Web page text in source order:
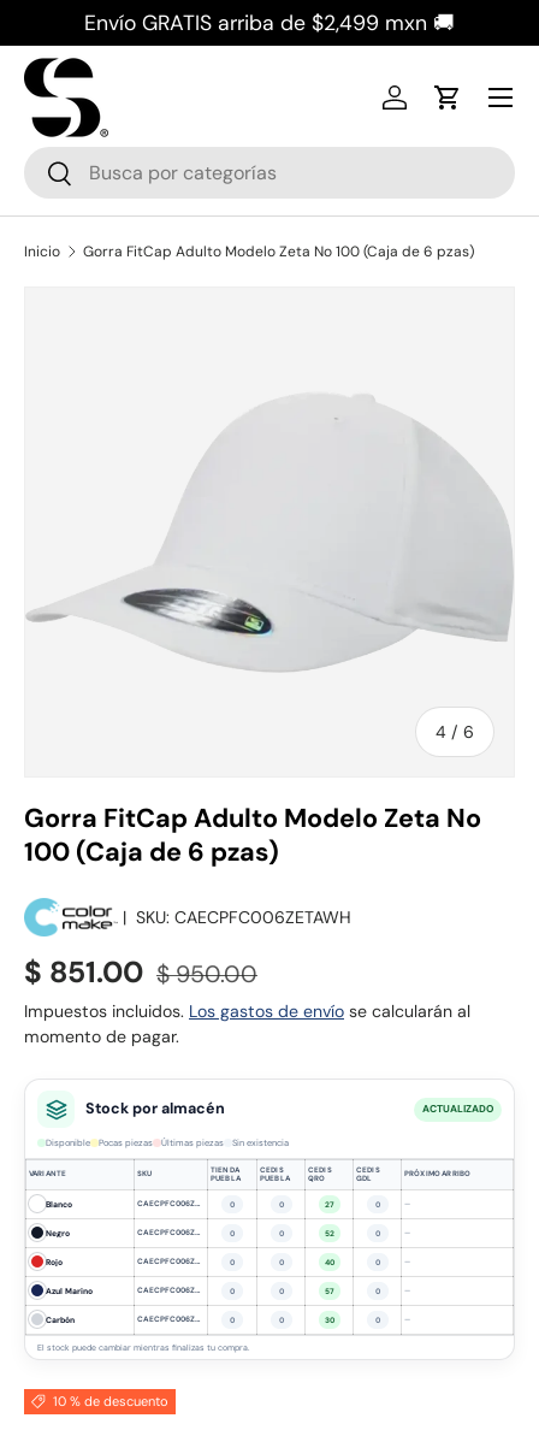
Ir al contenido
Envío GRATIS arriba de $2,499 mxn 🚚
Buscar
Buscar
Iniciar sesión
Carrito
Inicio Gorra FitCap Adulto Modelo Zeta No 100 (Caja de 6 pzas)
4 / de
6
Gorra FitCap Adulto Modelo Zeta No
100 (Caja de 6 pzas)
| SKU: CAECPFC006ZETAWH
Precio de venta
$ 851.00 Precio normal
$ 950.00
Impuestos incluidos. Los gastos de envío se calcularán al
momento de pagar.
Stock por almacén ACTUALIZADO
Disponible Pocas piezas Últimas piezas Sin existencia
VARIANTE SKU
TIENDA
PUEBLA
CEDIS
PUEBLA
CEDIS
QRO
CEDIS
GDL
PRÓXIMO ARRIBO
Blanco CAECPFC006ZETAWH 0 0 27 0 —
Negro CAECPFC006ZETABK 0 0 52 0 —
Rojo CAECPFC006ZETARD 0 0 40 0 —
Azul Marino CAECPFC006ZETADB 0 0 57 0 —
Carbón CAECPFC006ZETACH 0 0 30 0 —
El stock puede cambiar mientras finalizas tu compra.
10 % de descuento